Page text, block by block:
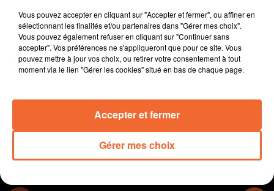
l'année.
- L'équipe Pro A du tennis club de Bressuire dispute son
championnat à partir de samedi...
Vous pouvez accepter en cliquant sur "Accepter et fermer", ou affiner en
sélectionnant les finalités et/ou partenaires dans "Gérer mes choix".
Vous pouvez également refuser en cliquant sur "Continuer sans
accepter". Vos préférences ne s'appliqueront que pour ce site. Vous
pouvez mettre à jour vos choix, ou retirer votre consentement à tout
moment via le lien "Gérer les cookies" situé en bas de chaque page.
Gérer mes choix
Accepter et fermer